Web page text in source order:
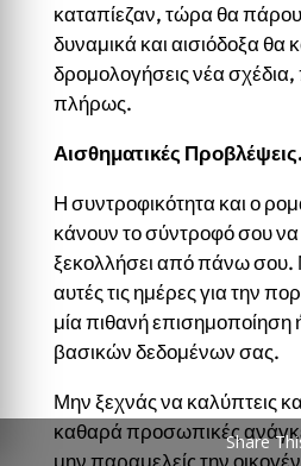
καταπίεζαν, τώρα θα
δυναμικά και αισιόδοξα θα
δρομολογήσεις νέα
πλήρως.
Αισθηματικές Προβλέψεις.
Η συντροφικότητα και ο
κάνουν το σύντροφό σου
ξεκολλήσει από πάνω σου.
αυτές τις ημέρες για την
μία πιθανή
βασικών δεδομένων σας.
Μην ξεχνάς να καλύπτεις
καθαρά προσωπικές
μην παραμελείς την
Share